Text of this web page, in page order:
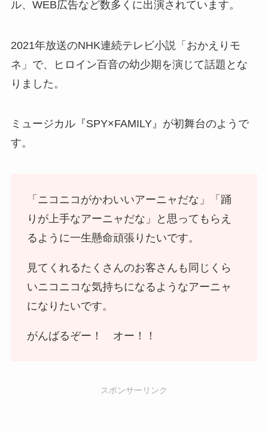
ル、WEB広告など数多くに出演されています。
2021年放送のNHK連続テレビ小説「おかえりモ
ネ」で、ヒロイン百音の幼少期を演じて話題とな
りました。
ミュージカル『SPY×FAMILY』が初舞台のようで
す。
「ニコニコがかわいいアーニャだな」「踊
りが上手なアーニャだな」と思ってもらえ
るように一生懸命頑張りたいです。
見てくれるたくさんのお客さんも同じくら
いニコニコな気持ちになるようなアーニャ
になりたいです。
がんばるぞー！ オー！！
スポンサーリンク